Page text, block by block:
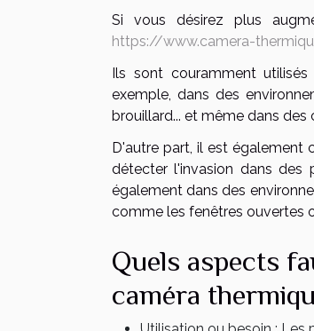
Si vous désirez plus
https://www.camera-
Ils sont couramment
exemple, dans des
brouillard... et même dans
D'autre part, il est également
détecter l'invasion dans des
également dans des
comme les fenêtres ouvertes
Quels aspects
caméra